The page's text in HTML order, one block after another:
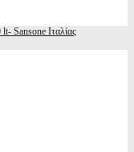
Sansone Ιταλίας